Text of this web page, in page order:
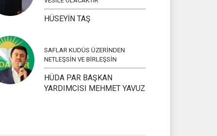
HÜSEYİN TAŞ
SAFLAR KUDÜS ÜZERİNDEN
NETLEŞSİN VE BİRLEŞSİN
HÜDA PAR BAŞKAN
YARDIMCISI MEHMET YAVUZ